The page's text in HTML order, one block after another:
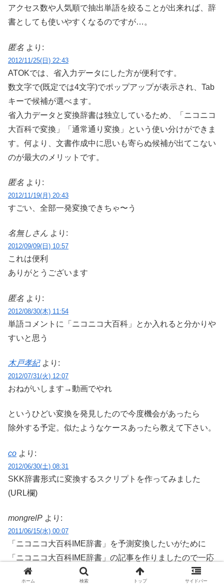
アクセス数や人気順で抽出単語を絞ることが出来れば、辞
書としても使いやすくなるのですが…。
匿名 より:
2012/11/25(日) 22:43
ATOKでは、省入力データにした方が便利です。
数文字で(既定では4文字)でポップアップが表示され、Tab
キーで候補が選べます。
省入力データと変換辞書は独立しているため、「ニコニコ
大百科で変換」「通常通り変換」という使い分けができま
す。何より、文書作成中に思いも寄らぬ候補が出てこない
のが最大のメリットです。
匿名 より:
2012/11/19(月) 20:43
すごい、全部一発変換できちゃ〜う
名無しさん より:
2012/09/09(日) 10:57
これは便利
ありがとうございます
匿名 より:
2012/08/30(木) 11:54
単語コメントに「ニコニコ大百科」とか入れると分かりや
すいと思う
木戸孝紀 より:
2012/07/31(火) 12:07
おねがいします→動画でやれ
というひどい変換を発見したので今度機会があったら
除外する予定。似たようなケースあったら教えて下さい。
co より:
2012/06/30(土) 08:31
SKK辞書形式に変換するスクリプトを作ってみました
(URL欄)
mongrelP より:
2011/06/15(水) 00:07
「ニコニコ大百科IME辞書」を予測変換したいがために
「ニコニコ大百科IME辞書」の記事を作りましたので一応
報告をば。
ホーム 検索 トップ サイドバー